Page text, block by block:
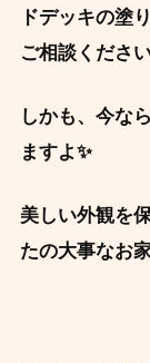
ドデッキの塗
ご相談ください
しかも、今な
ますよ✨
美しい外観を
たの大事なお